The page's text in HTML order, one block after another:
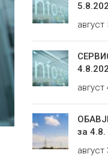
август
август
за 4.8.
август